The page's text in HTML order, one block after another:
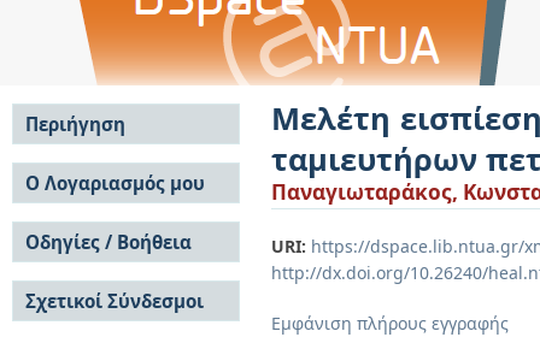
Μελέτη
ταμιευτήρων
Παναγιωταράκος,
URI: https://dspace.lib.ntua.gr/
http://dx.doi.org/10.26240/
Εμφάνιση πλήρους εγγραφής
Περιήγηση
Σε όλο το DSpace
Κοινότητες & Συλλογές
Ανά Ημερομηνία
Έκδοσης
Συγγραφείς
Τίτλοι
Θέματα
Ο Λογαριασμός μου
Σύνδεση
Εγγραφή
Οδηγίες / Βοήθεια
Οδηγίες Υποβολής
Οδηγίες Χρήσης ΙΑ
Συχνές Ερωτήσεις
Σχετικοί Σύνδεσμοι